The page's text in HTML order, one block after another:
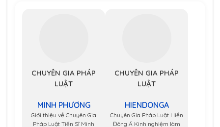
CHUYÊN GIA PHÁP
LUẬT
MINH PHƯƠNG
Giới thiệu về Chuyên Gia
Pháp Luật Tiến Sĩ Minh
CHUYÊN GIA PHÁP
LUẬT
HIENDONGA
Chuyên Gia Pháp Luật Hiền
Đông Á Kinh nghiệm làm